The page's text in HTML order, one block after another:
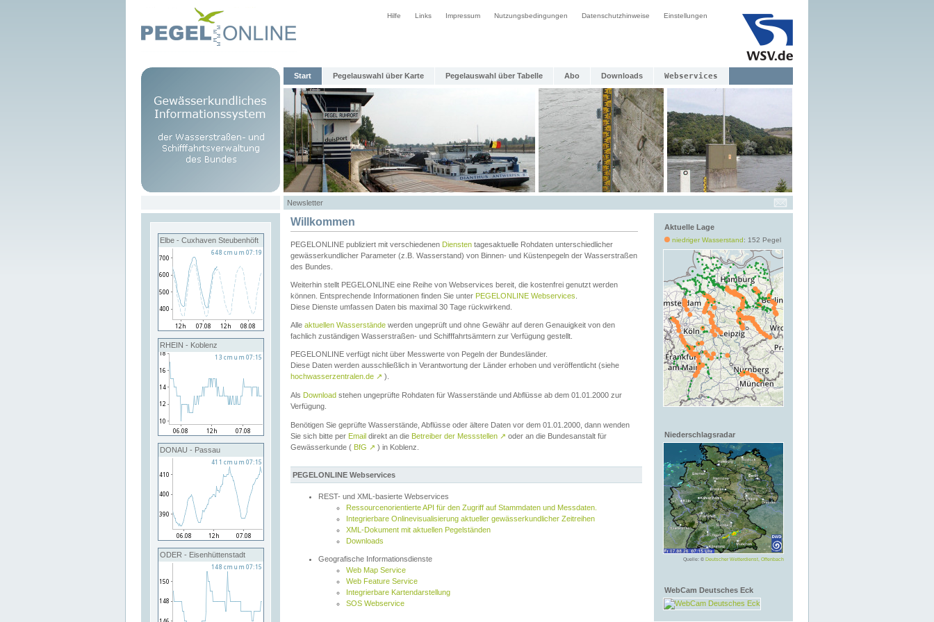
Hilfe Links Impressum Nutzungsbedingungen Datenschutzhinweise Einstellungen
Start Pegelauswahl über Karte Pegelauswahl über Tabelle Abo Downloads Webservices
Newsletter
Elbe - Cuxhaven Steubenhöft
RHEIN - Koblenz
DONAU - Passau
ODER - Eisenhüttenstadt
Aktuelle Lage
niedriger Wasserstand: 152 Pegel
Niederschlagsradar
Quelle: © Deutscher Wetterdienst, Offenbach
WebCam Deutsches Eck
Willkommen
PEGELONLINE publiziert mit verschiedenen Diensten tagesaktuelle Rohdaten unterschiedlicher
gewässerkundlicher Parameter (z.B. Wasserstand) von Binnen- und Küstenpegeln der Wasserstraßen
des Bundes.
Weiterhin stellt PEGELONLINE eine Reihe von Webservices bereit, die kostenfrei genutzt werden
können. Entsprechende Informationen finden Sie unter PEGELONLINE Webservices
Diese Dienste umfassen Daten bis maximal 30 Tage rückwirkend.
Alle aktuellen Wasserstände werden ungeprüft und ohne Gewähr auf deren Genauigkeit von den
fachlich zuständigen Wasserstraßen- und Schifffahrtsämtern zur Verfügung gestellt.
PEGELONLINE verfügt nicht über Messwerte von Pegeln der Bundesländer.
Diese Daten werden ausschließlich in Verantwortung der Länder erhoben und veröffentlicht (siehe
hochwasserzentralen.de ↗ ).
Als Download stehen ungeprüfte Rohdaten für Wasserstände und Abflüsse ab dem 01.01.2000 zur
Verfügung.
Benötigen Sie geprüfte Wasserstände, Abflüsse oder ältere Daten vor dem 01.01.2000, dann wenden
Sie sich bitte per Email direkt an die Betreiber der Messstellen ↗ oder an die Bundesanstalt für
Gewässerkunde ( BfG ↗ ) in Koblenz.
PEGELONLINE Webservices
REST- und XML-basierte Webservices
Ressourcenorientierte API für den Zugriff auf Stammdaten und Messdaten.
Integrierbare Onlinevisualisierung aktueller gewässerkundlicher Zeitreihen
XML-Dokument mit aktuellen Pegelständen
Downloads
Geografische Informationsdienste
Web Map Service
Web Feature Service
Integrierbare Kartendarstellung
SOS Webservice